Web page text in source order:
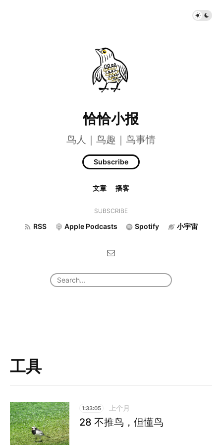
恰恰小报
鸟人｜鸟趣｜鸟事情
Subscribe
文章 播客
SUBSCRIBE
RSS Apple Podcasts Spotify 小宇宙
工具
1:33:05 上个月
28 不推鸟，但懂鸟